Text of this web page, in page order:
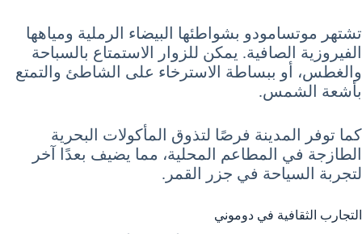
تشتهر موتسامودو بشواطئها البيضاء الرملية ومياهها
الفيروزية الصافية. يمكن للزوار الاستمتاع بالسباحة
والغطس، أو ببساطة الاسترخاء على الشاطئ والتمتع
بأشعة الشمس.
كما توفر المدينة فرصًا لتذوق المأكولات البحرية
الطازجة في المطاعم المحلية، مما يضيف بعدًا آخر
لتجربة السياحة في جزر القمر.
التجارب الثقافية في دوموني